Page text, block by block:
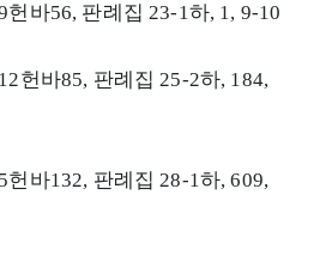
헌바56, 판례집 23-1하, 1, 9-10
헌바85, 판례집 25-2하, 184,
헌바132, 판례집 28-1하, 609,